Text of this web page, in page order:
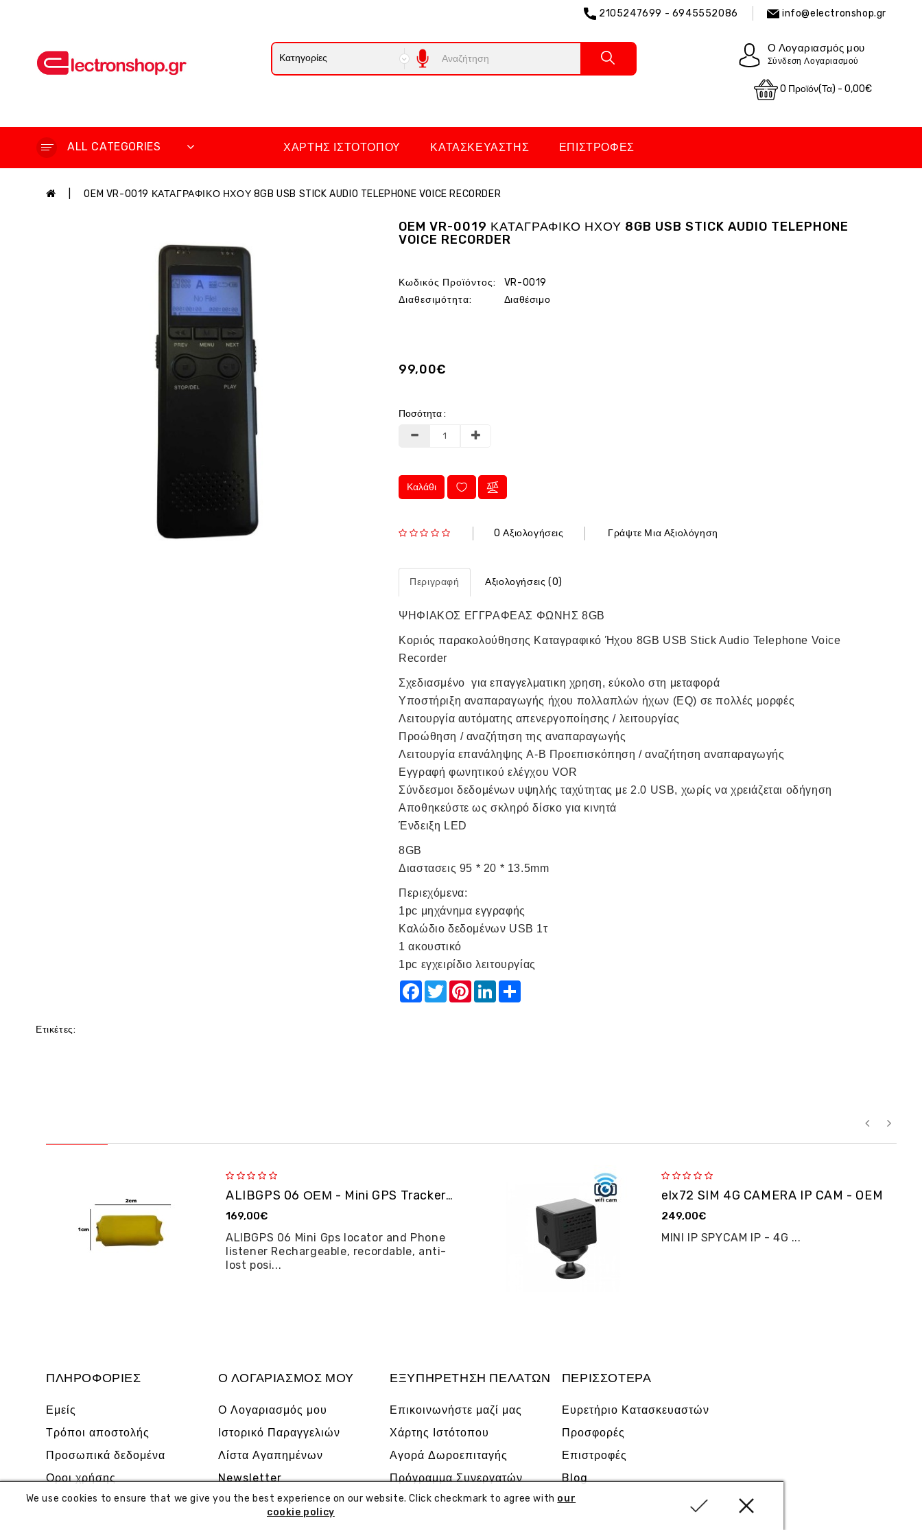
2105247699 - 6945552086 info@electronshop.gr
Ο Λογαριασμός μου
Σύνδεση Λογαριασμού
0 Προϊόν(τα) - 0,00€
ALL CATEGORIES ΧΆΡΤΗΣ ΙΣΤΌΤΟΠΟΥ ΚΑΤΑΣΚΕΥΑΣΤΉΣ ΕΠΙΣΤΡΟΦΈΣ
OEM VR-0019 ΚΑΤΑΓΡΑΦΙΚΟ ΗΧΟΥ 8GB USB STICK AUDIO TELEPHONE VOICE RECORDER
OEM VR-0019 ΚΑΤΑΓΡΑΦΙΚΟ ΗΧΟΥ 8GB USB STICK AUDIO TELEPHONE
VOICE RECORDER
Κωδικός Προϊόντος:
VR-0019
Διαθεσιμότητα:
Διαθέσιμο
99,00€
Ποσότητα :
Καλάθι
0 Αξιολογήσεις Γράψτε Μια Αξιολόγηση
Περιγραφή Αξιολογήσεις (0)
ΨΗΦΙΑΚΟΣ ΕΓΓΡΑΦΕΑΣ ΦΩΝΗΣ 8GB
Κοριός παρακολούθησης Καταγραφικό Ήχου 8GB USB Stick Audio Telephone Voice
Recorder
Σχεδιασμένο για επαγγελματικη χρηση, εύκολο στη μεταφορά
Υποστήριξη αναπαραγωγής ήχου πολλαπλών ήχων (EQ) σε πολλές μορφές
Λειτουργία αυτόματης απενεργοποίησης / λειτουργίας
Προώθηση / αναζήτηση της αναπαραγωγής
Λειτουργία επανάληψης A-B Προεπισκόπηση / αναζήτηση αναπαραγωγής
Εγγραφή φωνητικού ελέγχου VOR
Σύνδεσμοι δεδομένων υψηλής ταχύτητας με 2.0 USB, χωρίς να χρειάζεται οδήγηση
Αποθηκεύστε ως σκληρό δίσκο για κινητά
Ένδειξη LED
8GB
Διαστασεις 95 * 20 * 13.5mm
Περιεχόμενα:
1pc μηχάνημα εγγραφής
Καλώδιο δεδομένων USB 1τ
1 ακουστικό
1pc εγχειρίδιο λειτουργίας
Facebook
TwitterPinterestLinkedIn
Ετικέτες:
ALIBGPS 06 ΟΕΜ - Mini GPS Tracker και φω�...
169,00€
ALIBGPS 06 Mini Gps locator and Phone
listener Rechargeable, recordable, anti-
lost posi...
elx72 SIM 4G CAMERA IP CAM - OEM
249,00€
MINI IP SPYCAM IP - 4G ...
ΠΛΗΡΟΦΟΡΊΕΣ
Εμείς
Τρόποι αποστολής
Προσωπικά δεδομένα
Οροι χρήσης
Ο ΛΟΓΑΡΙΑΣΜΌΣ ΜΟΥ
Ο Λογαριασμός μου
Ιστορικό Παραγγελιών
Λίστα Αγαπημένων
Newsletter
ΕΞΥΠΗΡΈΤΗΣΗ ΠΕΛΑΤΏΝ
Επικοινωνήστε μαζί μας
Χάρτης Ιστότοπου
Αγορά Δωροεπιταγής
Πρόγραμμα Συνεργατών
ΠΕΡΙΣΣΌΤΕΡΑ
Ευρετήριο Κατασκευαστών
Προσφορές
Επιστροφές
Blog
We use cookies to ensure that we give you the best experience on our website. Click checkmark to agree with our
cookie policy